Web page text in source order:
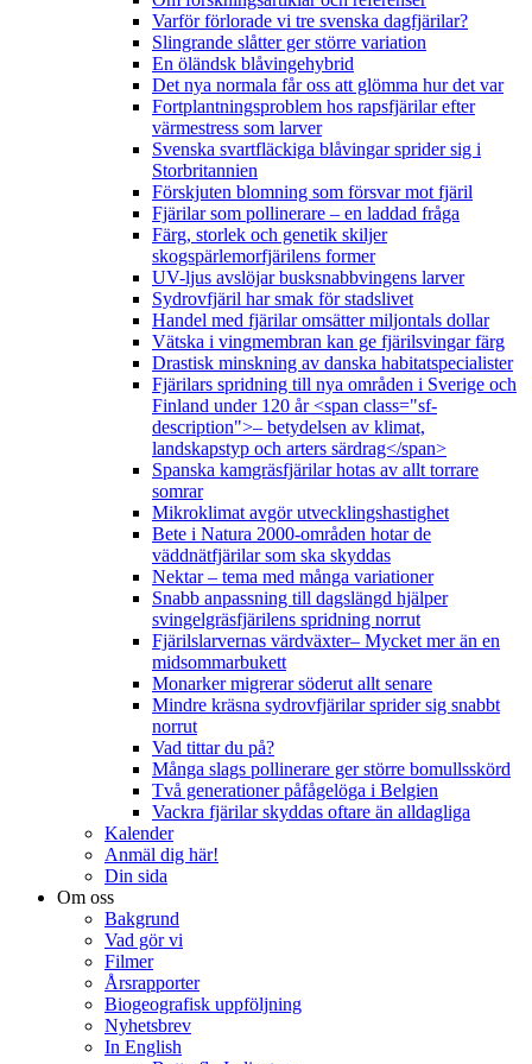
Varför förlorade vi tre svenska dagfjärilar?
Slingrande slåtter ger större variation
En öländsk blåvingehybrid
Det nya normala får oss att glömma hur det var
Fortplantningsproblem hos rapsfjärilar efter
värmestress som larver
Svenska svartfläckiga blåvingar sprider sig i
Storbritannien
Förskjuten blomning som försvar mot fjäril
Fjärilar som pollinerare – en laddad fråga
Färg, storlek och genetik skiljer
skogspärlemorfjärilens former
UV-ljus avslöjar busksnabbvingens larver
Sydrovfjäril har smak för stadslivet
Handel med fjärilar omsätter miljontals dollar
Vätska i vingmembran kan ge fjärilsvingar färg
Drastisk minskning av danska habitatspecialister
Fjärilars spridning till nya områden i Sverige och
Finland under 120 år <span class="sf-
description">– betydelsen av klimat,
landskapstyp och arters särdrag</span>
Spanska kamgräsfjärilar hotas av allt torrare
somrar
Mikroklimat avgör utvecklingshastighet
Bete i Natura 2000-områden hotar de
väddnätfjärilar som ska skyddas
Nektar – tema med många variationer
Snabb anpassning till dagslängd hjälper
svingelgräsfjärilens spridning norrut
Fjärilslarvernas värdväxter– Mycket mer än en
midsommarbukett
Monarker migrerar söderut allt senare
Mindre kräsna sydrovfjärilar sprider sig snabbt
norrut
Vad tittar du på?
Många slags pollinerare ger större bomullsskörd
Två generationer påfågelöga i Belgien
Vackra fjärilar skyddas oftare än alldagliga
Kalender
Anmäl dig här!
Din sida
Om oss
Bakgrund
Vad gör vi
Filmer
Årsrapporter
Biogeografisk uppföljning
Nyhetsbrev
In English